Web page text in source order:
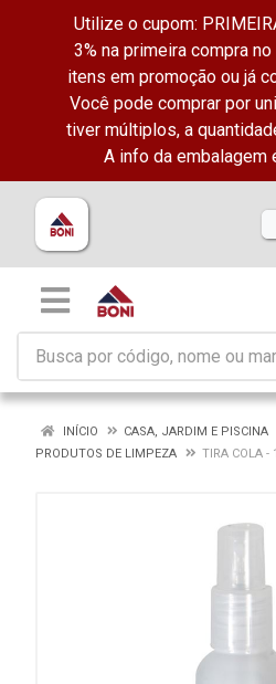
Utilize o cupom:
3% na primeira compra
itens em promoção ou já
Você pode comprar por
tiver múltiplos, a
A info da embalagem
INÍCIO
CASA, JARDIM E PISCINA
PRODUTOS DE LIMPEZA
TIRA COLA -